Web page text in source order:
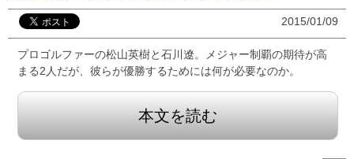
2015/01/09
プロゴルファーの松山英樹と石川遼。メジャー制覇の期待が高
まる2人だが、彼らが優勝するためには何が必要なのか。
本文を読む